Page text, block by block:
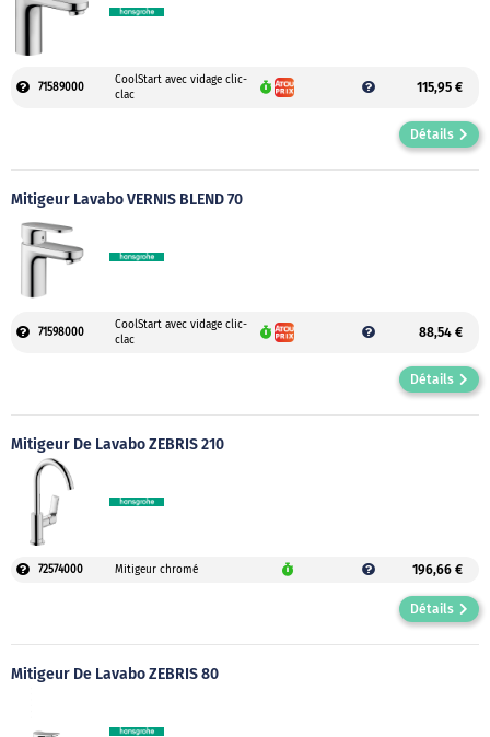
71589000
CoolStart avec vidage clic-
clac
115,95 €
Détails
Mitigeur Lavabo VERNIS BLEND 70
71598000
CoolStart avec vidage clic-
clac
88,54 €
Détails
Mitigeur De Lavabo ZEBRIS 210
72574000 Mitigeur chromé 196,66 €
Détails
Mitigeur De Lavabo ZEBRIS 80